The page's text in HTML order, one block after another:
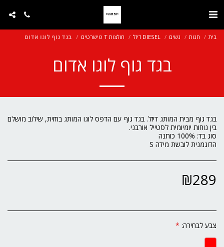
בית חנות נשים DIESEL דיזל חולצות T טישרטים בגד גוף לוגו אדום
בגד גוף לוגו אדום
בגד גוף מבית המותג דיזל. בגד גוף עם הדפס לוגו המותג בחזית, שילוב מושלם
הדוגמנית לובשת מידה S
₪289
צבע לבחירה: *